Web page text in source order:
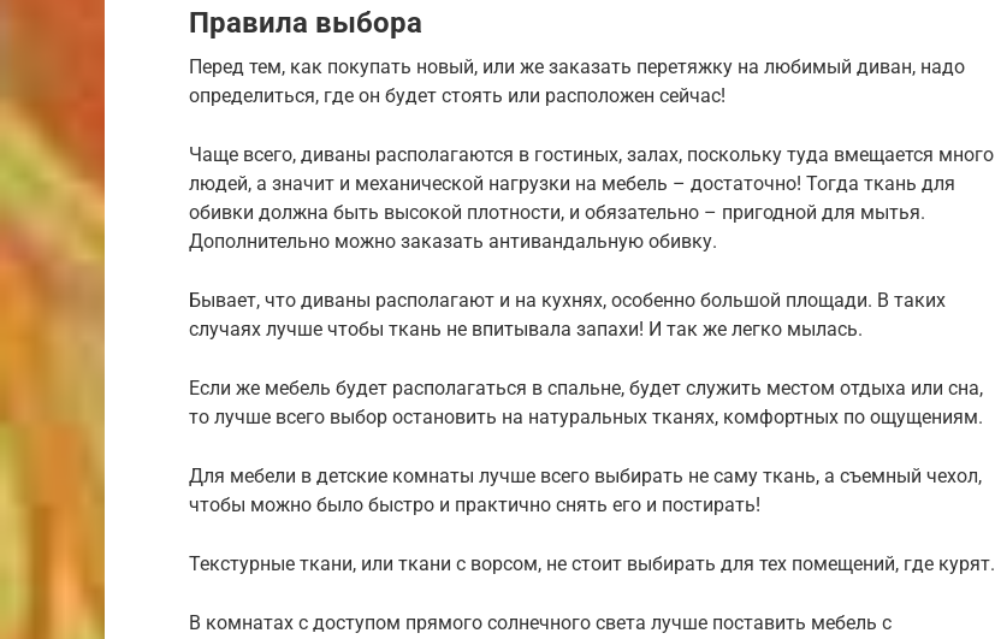
Правила выбора
Перед тем, как покупать новый, или же заказать перетяжку на любимый диван, надо
определиться, где он будет стоять или расположен сейчас!
Чаще всего, диваны располагаются в гостиных, залах, поскольку туда вмещается много
людей, а значит и механической нагрузки на мебель – достаточно! Тогда ткань для
обивки должна быть высокой плотности, и обязательно – пригодной для мытья.
Дополнительно можно заказать антивандальную обивку.
Бывает, что диваны располагают и на кухнях, особенно большой площади. В таких
случаях лучше чтобы ткань не впитывала запахи! И так же легко мылась.
Если же мебель будет располагаться в спальне, будет служить местом отдыха или сна,
то лучше всего выбор остановить на натуральных тканях, комфортных по ощущениям.
Для мебели в детские комнаты лучше всего выбирать не саму ткань, а съемный чехол,
чтобы можно было быстро и практично снять его и постирать!
Текстурные ткани, или ткани с ворсом, не стоит выбирать для тех помещений, где курят.
В комнатах с доступом прямого солнечного света лучше поставить мебель с